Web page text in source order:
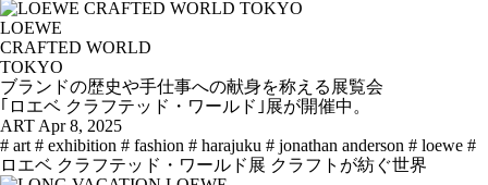
LOEWE
CRAFTED WORLD
TOKYO
ブランドの歴史や手仕事への献身を称える展覧会
｢ロエベ クラフテッド・ワールド｣展が開催中。
ART Apr 8, 2025
# art # exhibition # fashion # harajuku # jonathan anderson # loewe #
ロエベ クラフテッド・ワールド展 クラフトが紡ぐ世界